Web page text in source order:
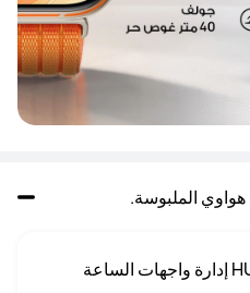
هواوي الملبوسة.